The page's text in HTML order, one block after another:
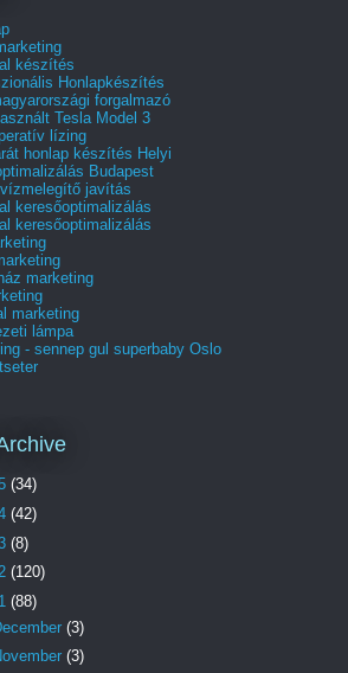
készítés
Honlapkészítés
forgalmazó
Tesla Model 3
lízing
honlap készítés Helyi
Budapest
javítás
keresőoptimalizálás
keresőoptimalizálás
marketing
marketing
lámpa
- sennep gul superbaby Oslo
(34)
(42)
(8)
(120)
(88)
(3)
(3)